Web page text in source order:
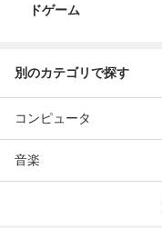
ドゲーム
別のカテゴリで探す
コンピュータ
音楽